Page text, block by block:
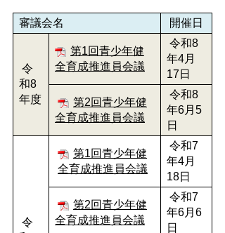
審議会名 開催日
令
和8
年度
第1回青少年健
全育成推進員会議
令和8
年4月
17日
第2回青少年健
全育成推進員会議
令和8
年6月5
日
令
第1回青少年健
全育成推進員会議
令和7
年4月
18日
第2回青少年健
全育成推進員会議
令和7
年6月6
日